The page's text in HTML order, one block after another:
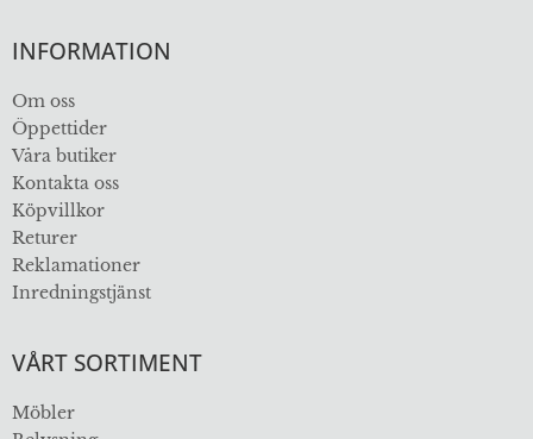
INFORMATION
Om oss
Öppettider
Våra butiker
Kontakta oss
Köpvillkor
Returer
Reklamationer
Inredningstjänst
VÅRT SORTIMENT
Möbler